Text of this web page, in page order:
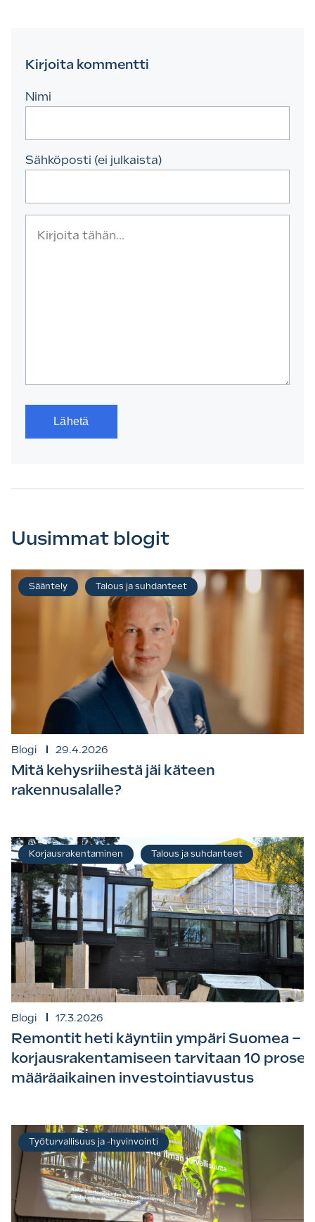
Kirjoita kommentti
Nimi
Sähköposti (ei julkaista)
Uusimmat blogit
Blogi 29.4.2026
Mitä kehysriihestä jäi käteen
rakennusalalle?
Sääntely Talous ja suhdanteet
Blogi 17.3.2026
Remontit heti käyntiin ympäri Suomea –
korjausrakentamiseen tarvitaan 10
määräaikainen investointiavustus
Korjausrakentaminen Talous ja suhdanteet
Työturvallisuus ja -hyvinvointi